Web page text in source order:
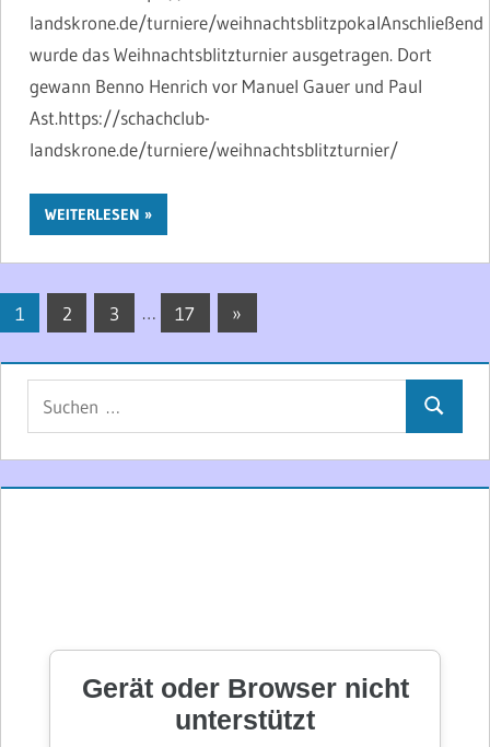
landskrone.de/turniere/weihnachtsblitzpokalAnschließend
wurde das Weihnachtsblitzturnier ausgetragen. Dort
gewann Benno Henrich vor Manuel Gauer und Paul
Ast.https://schachclub-
landskrone.de/turniere/weihnachtsblitzturnier/
WEITERLESEN
Seitennummerierung
der
Beiträge
1 2 3 … 17
Nächste
»
Suchen